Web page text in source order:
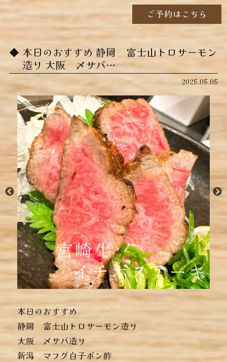
ご予約はこちら
本日のおすすめ ︎静岡 富士山トロサーモン
造り ︎大阪 〆サバ…
2025.05.05
本日のおすすめ
︎静岡 富士山トロサーモン造り
︎大阪 〆サバ造り
︎新潟 マフグ白子ポン酢